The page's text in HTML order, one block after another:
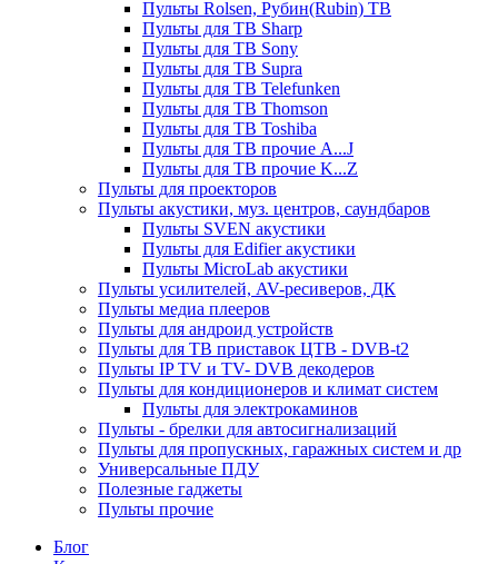
Пульты Rolsen, Рубин(Rubin) ТВ
Пульты для ТВ Sharp
Пульты для ТВ Sony
Пульты для ТВ Supra
Пульты для ТВ Telefunken
Пульты для ТВ Thomson
Пульты для ТВ Toshiba
Пульты для ТВ прочие A...J
Пульты для ТВ прочие K...Z
Пульты для проекторов
Пульты акустики, муз. центров, саундбаров
Пульты SVEN акустики
Пульты для Edifier акустики
Пульты MicroLab акустики
Пульты усилителей, AV-ресиверов, ДК
Пульты медиа плееров
Пульты для андроид устройств
Пульты для ТВ приставок ЦТВ - DVB-t2
Пульты IP TV и TV- DVB декодеров
Пульты для кондиционеров и климат систем
Пульты для электрокаминов
Пульты - брелки для автосигнализаций
Пульты для пропускных, гаражных систем и др
Универсальные ПДУ
Полезные гаджеты
Пульты прочие
Блог